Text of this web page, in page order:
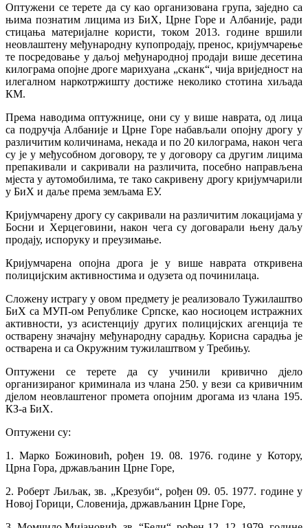
Оптужени се терете да су као организована група, заједно са
њима познатим лицима из БиХ, Црне Горе и Албаније, ради
стицања материјалне користи, током 2013. године вршили
неовлаштену међународну купопродају, пренос, кријумчарење
те посредовање у даљој међународној продаји више десетина
килограма опојне дроге марихуана „сканк“, чија вриједност на
илегалном наркотржишту достиже неколико стотина хиљада
КМ.
Према наводима оптужнице, они су у више наврата, од лица
са подручја Албаније и Црне Горе набављали опојну дрогу у
различитим количинама, некада и по 20 килограма, након чега
су је у међусобном договору, те у договору са другим лицима
препакивали и сакривали на различита, посебно направљена
мјеста у аутомобилима, те тако сакривену дрогу кријумчарили
у БиХ и даље према земљама ЕУ.
Кријумчарену дрогу су сакривали на различитим локацијама у
Босни и Херцеговини, након чега су договарали њену даљу
продају, испоруку и преузимање.
Кријумчарена опојна дрога је у више наврата откривена
полицијским активностима и одузета од починилаца.
Сложену истрагу у овом предмету је реализовало Тужилаштво
БиХ са МУП-ом Републике Српске, као носиоцем истражних
активности, уз асистенцију других полицијских агенција те
остварену значајну међународну сарадњу. Корисна сарадња је
остварена и са Окружним тужилаштвом у Требињу.
Оптужени се терете да су учинили кривично дјело
организираног криминала из члана 250. у вези са кривичним
дјелом неовлаштеног промета опојним дрогама из члана 195.
КЗ-а БиХ.
Оптужени су:
1. Марко Божиновић, рођен 19. 08. 1976. године у Котору,
Црна Гора, држављанин Црне Горе,
2. Роберт Љиљак, зв. „Крезуби“, рођен 09. 05. 1977. године у
Новој Горици, Словенија, држављанин Црне Горе,